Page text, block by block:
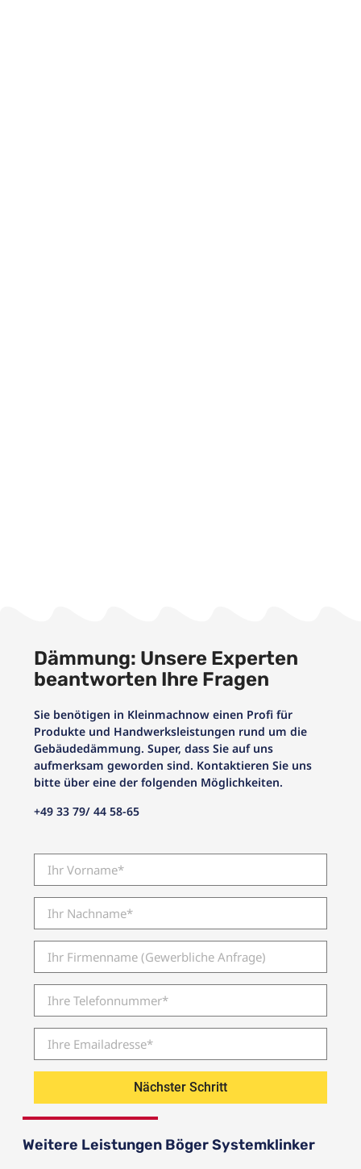
Dämmung: Unsere Experten
beantworten Ihre Fragen
Sie benötigen in Kleinmachnow einen Profi für
Produkte und Handwerksleistungen rund um die
Gebäudedämmung. Super, dass Sie auf uns
aufmerksam geworden sind. Kontaktieren Sie uns
bitte über eine der folgenden Möglichkeiten.
+49 33 79/ 44 58-65
Nächster Schritt
Weitere Leistungen Böger Systemklinker